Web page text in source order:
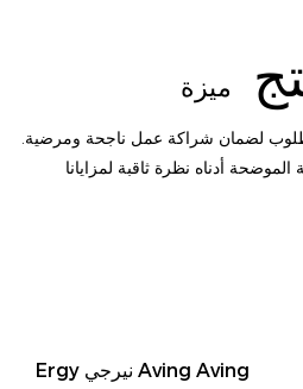
ميزة
لضمان شراكة عمل ناجحة ومرضية.
Ergy نيرجي Aving Aving